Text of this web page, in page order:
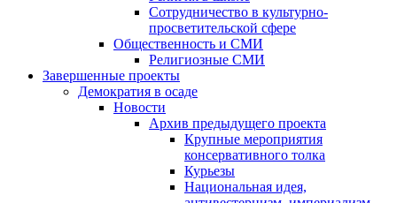
Сотрудничество в культурно-
просветительской сфере
Общественность и СМИ
Религиозные СМИ
Завершенные проекты
Демократия в осаде
Новости
Архив предыдущего проекта
Крупные мероприятия
консервативного толка
Курьезы
Национальная идея,